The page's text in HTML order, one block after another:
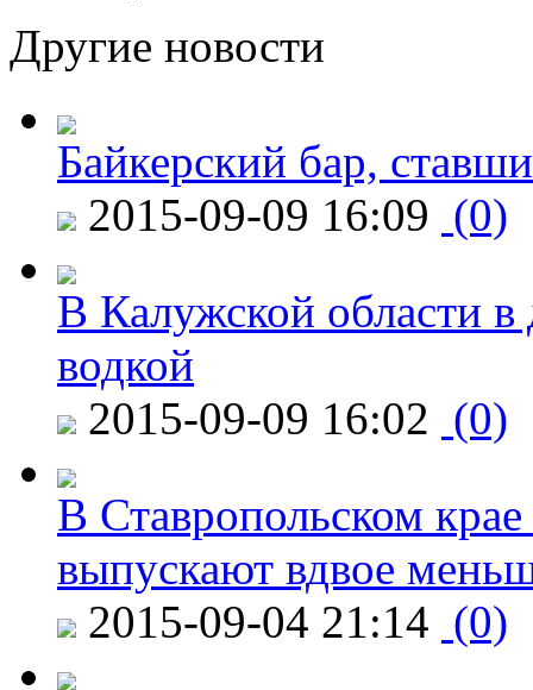
Другие новости
Байкерский бар,
2015-09-09 16:09 (0)
В Калужской области в
водкой
2015-09-09 16:02 (0)
В Ставропольском
выпускают вдвое
2015-09-04 21:14 (0)